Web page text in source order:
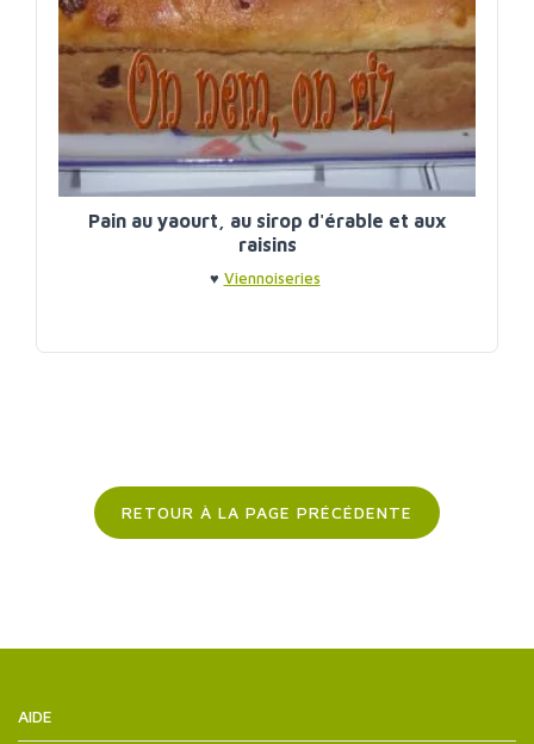
Pain au yaourt, au sirop d'érable et aux
raisins
♥ Viennoiseries
RETOUR À LA PAGE PRÉCÉDENTE
AIDE